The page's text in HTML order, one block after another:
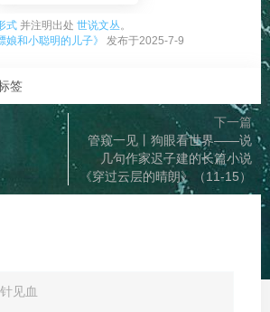
式 并注明出处 世说文丛。
娘和小聪明的儿子》 发布于2025-7-9
签
下一篇
管窥一见丨狗眼看世界——说
几句作家迟子建的长篇小说
《穿过云层的晴朗》（11-15）